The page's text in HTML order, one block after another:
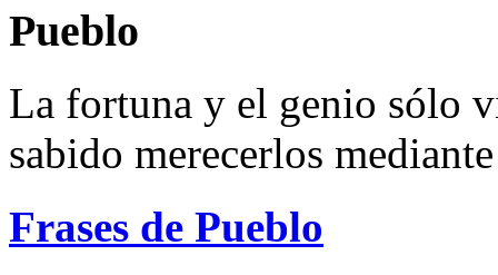
Pueblo
La fortuna y el genio sólo
sabido merecerlos
Frases de Pueblo